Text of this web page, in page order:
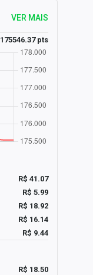
VER MAIS
175546.37 pts
R$ 41.07
R$ 5.99
R$ 18.92
R$ 16.14
R$ 9.44
R$ 18.50